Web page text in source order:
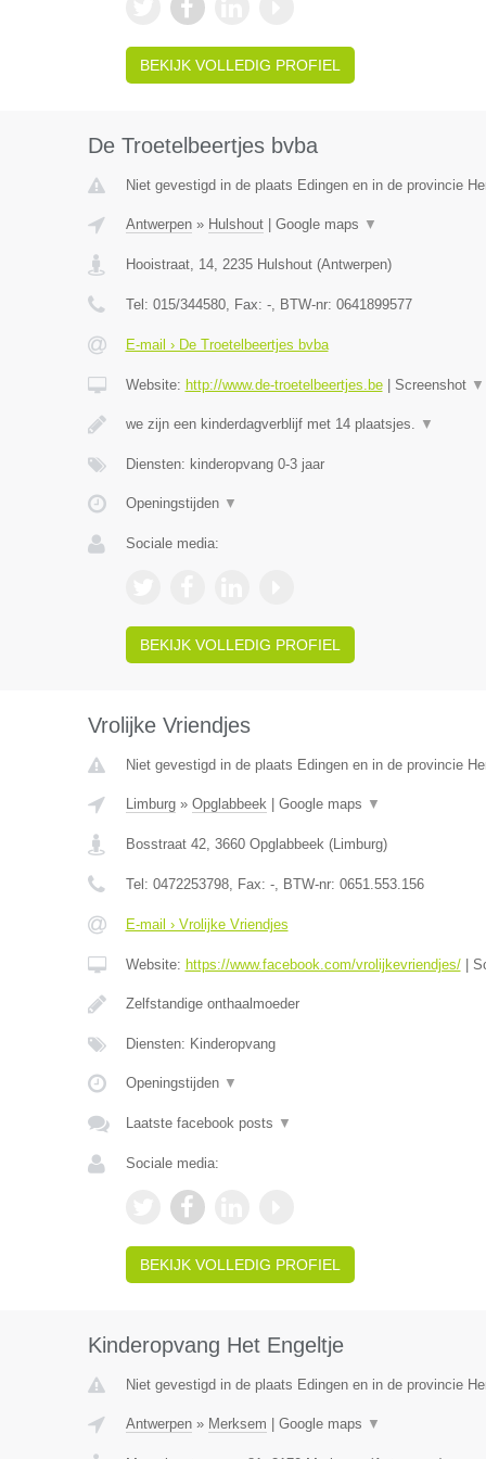
BEKIJK VOLLEDIG PROFIEL
De Troetelbeertjes bvba
Niet gevestigd in de plaats Edingen en in de provincie
Antwerpen» Hulshout| Google maps ▼
Hooistraat, 14, 2235 Hulshout(Antwerpen)
Tel: 015/344580, Fax: -, BTW-nr: 0641899577
E-mail › De Troetelbeertjes bvba
Website: http://www.de-troetelbeertjes.be| Screenshot ▼
we zijn een kinderdagverblijf met 14 plaatsjes. ▼
Diensten: kinderopvang 0-3 jaar
Openingstijden ▼
Sociale media:
BEKIJK VOLLEDIG PROFIEL
Vrolijke Vriendjes
Niet gevestigd in de plaats Edingen en in de provincie
Limburg» Opglabbeek| Google maps ▼
Bosstraat 42, 3660 Opglabbeek(Limburg)
Tel: 0472253798, Fax: -, BTW-nr: 0651.553.156
E-mail › Vrolijke Vriendjes
Website: https://www.facebook.com/vrolijkevriendjes/|
Zelfstandige onthaalmoeder
Diensten: Kinderopvang
Openingstijden ▼
Laatste facebook posts ▼
Sociale media:
BEKIJK VOLLEDIG PROFIEL
Kinderopvang Het Engeltje
Niet gevestigd in de plaats Edingen en in de provincie
Antwerpen» Merksem Google maps ▼